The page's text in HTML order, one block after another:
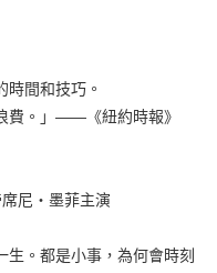
時間和技巧。
費。」——《紐約時報》
席尼‧墨菲主演
。都是小事，為何會時刻